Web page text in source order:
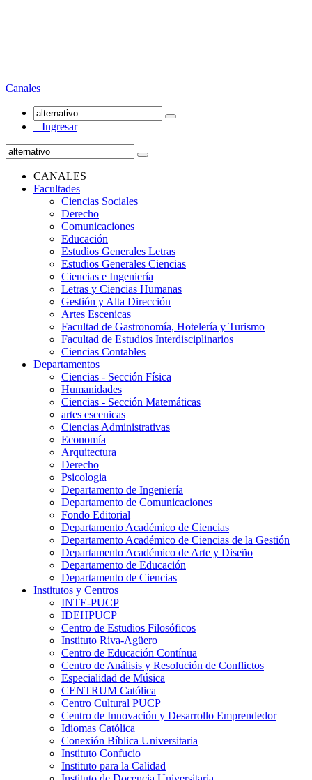
Canales
Ingresar
CANALES
Facultades
Ciencias Sociales
Derecho
Comunicaciones
Educación
Estudios Generales Letras
Estudios Generales Ciencias
Ciencias e Ingeniería
Letras y Ciencias Humanas
Gestión y Alta Dirección
Artes Escenicas
Facultad de Gastronomía, Hotelería y Turismo
Facultad de Estudios Interdisciplinarios
Ciencias Contables
Departamentos
Ciencias - Sección Física
Humanidades
Ciencias - Sección Matemáticas
artes escenicas
Ciencias Administrativas
Economía
Arquitectura
Derecho
Psicologia
Departamento de Ingeniería
Departamento de Comunicaciones
Fondo Editorial
Departamento Académico de Ciencias
Departamento Académico de Ciencias de la Gestión
Departamento Académico de Arte y Diseño
Departamento de Educación
Departamento de Ciencias
Institutos y Centros
INTE-PUCP
IDEHPUCP
Centro de Estudios Filosóficos
Instituto Riva-Agüero
Centro de Educación Contínua
Centro de Análisis y Resolución de Conflictos
Especialidad de Música
CENTRUM Católica
Centro Cultural PUCP
Centro de Innovación y Desarrollo Emprendedor
Idiomas Católica
Conexión Bíblica Universitaria
Instituto Confucio
Instituto para la Calidad